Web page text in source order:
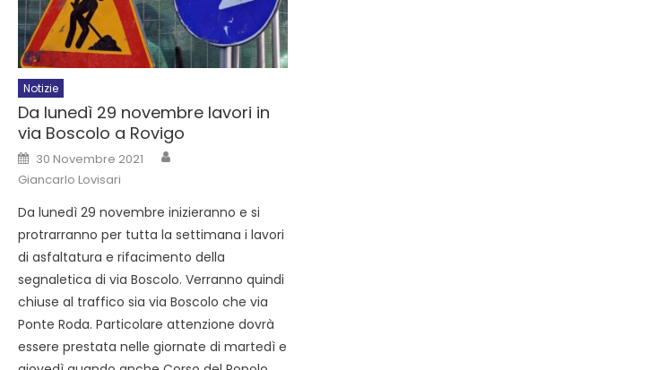
Notizie
Da lunedì 29 novembre lavori in
via Boscolo a Rovigo
30 Novembre 2021
Giancarlo Lovisari
Da lunedì 29 novembre inizieranno e si
protrarranno per tutta la settimana i lavori
di asfaltatura e rifacimento della
segnaletica di via Boscolo. Verranno quindi
chiuse al traffico sia via Boscolo che via
Ponte Roda. Particolare attenzione dovrà
essere prestata nelle giornate di martedì e